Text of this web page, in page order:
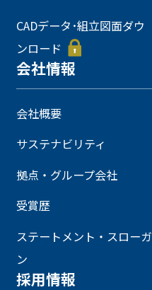
CADデータ･組立図面ダウ
ンロード
会社情報
会社概要
サステナビリティ
拠点・グループ会社
受賞歴
ステートメント・スローガ
ン
採用情報